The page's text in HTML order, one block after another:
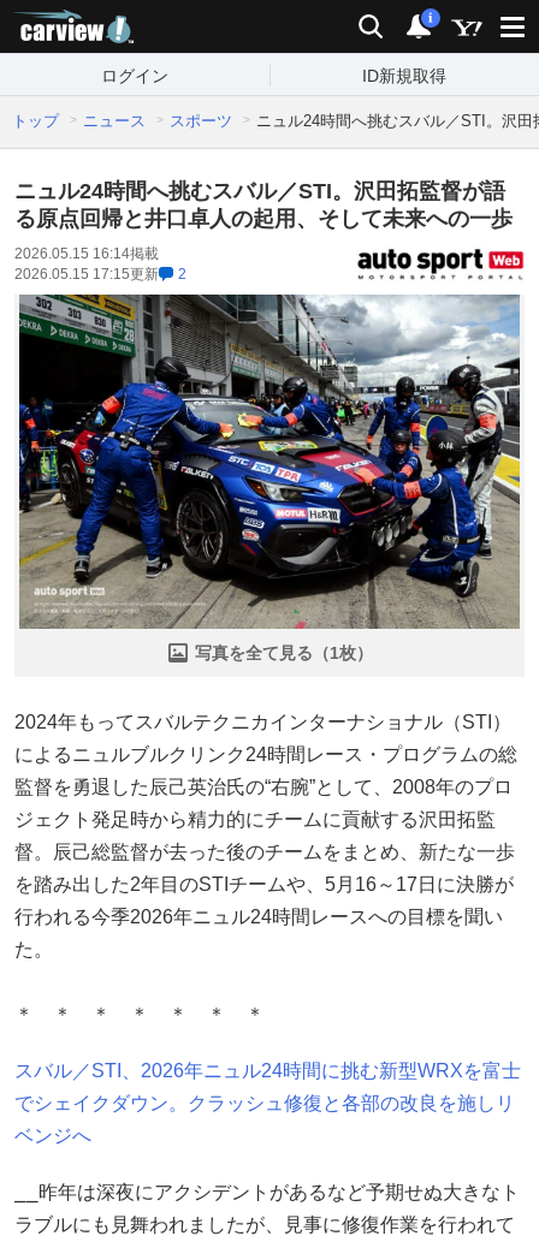
検索 通知
i
ログイン ID新規取得
トップ ニュース スポーツ ニュル24時間へ挑むスバル／STI。沢
ニュル24時間へ挑むスバル／STI。沢田拓監督が語
る原点回帰と井口卓人の起用、そして未来への一歩
2026.05.15 16:14掲載
2026.05.15 17:15更新 2
写真を全て見る（1枚）
2024年もってスバルテクニカインターナショナル（STI）
によるニュルブルクリンク24時間レース・プログラムの総
監督を勇退した辰己英治氏の“右腕”として、2008年のプロ
ジェクト発足時から精力的にチームに貢献する沢田拓監
督。辰己総監督が去った後のチームをまとめ、新たな一歩
を踏み出した2年目のSTIチームや、5月16～17日に決勝が
行われる今季2026年ニュル24時間レースへの目標を聞い
た。
＊ ＊ ＊ ＊ ＊ ＊ ＊
スバル／STI、2026年ニュル24時間に挑む新型WRXを富士
でシェイクダウン。クラッシュ修復と各部の改良を施しリ
ベンジへ
⎯⎯昨年は深夜にアクシデントがあるなど予期せぬ大きなト
ラブルにも見舞われましたが、見事に修復作業を行われて